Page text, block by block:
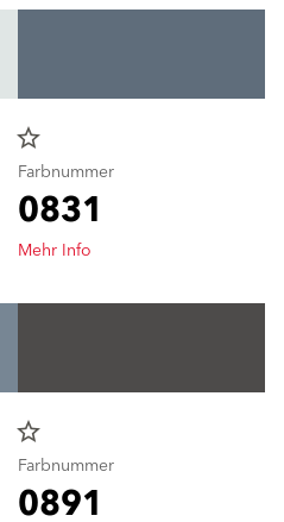
star_border
Farbnummer
0831
Mehr Info
star_border
Farbnummer
0891